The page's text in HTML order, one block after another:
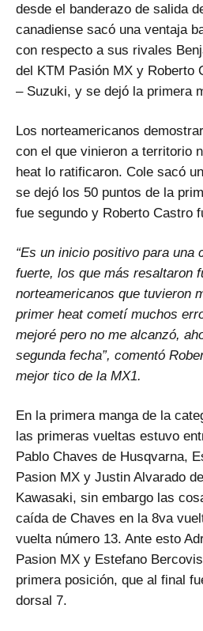
desde el banderazo de salida
canadiense sacó una ventaja
con respecto a sus rivales
del KTM Pasión MX y Roberto
– Suzuki, y se dejó la primera
Los norteamericanos
con el que vinieron a territorio
heat lo ratificaron. Cole sacó
se dejó los 50 puntos de la
fue segundo y Roberto Castro
“Es un inicio positivo para una
fuerte, los que más resaltaron
norteamericanos que tuvieron
primer heat cometí muchos
mejoré pero no me alcanzó,
segunda fecha”, comentó
mejor tico de la MX1.
En la primera manga de la
las primeras vueltas estuvo
Pablo Chaves de Husqvarna,
Pasion MX y Justin Alvarado
Kawasaki, sin embargo las
caída de Chaves en la 8va
vuelta número 13. Ante esto
Pasion MX y Estefano
primera posición, que al final
dorsal 7.